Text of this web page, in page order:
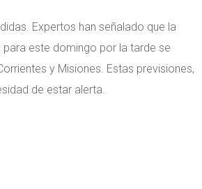
Expertos han señalado que la
este domingo por la tarde se
y Misiones. Estas previsiones,
de estar alerta.